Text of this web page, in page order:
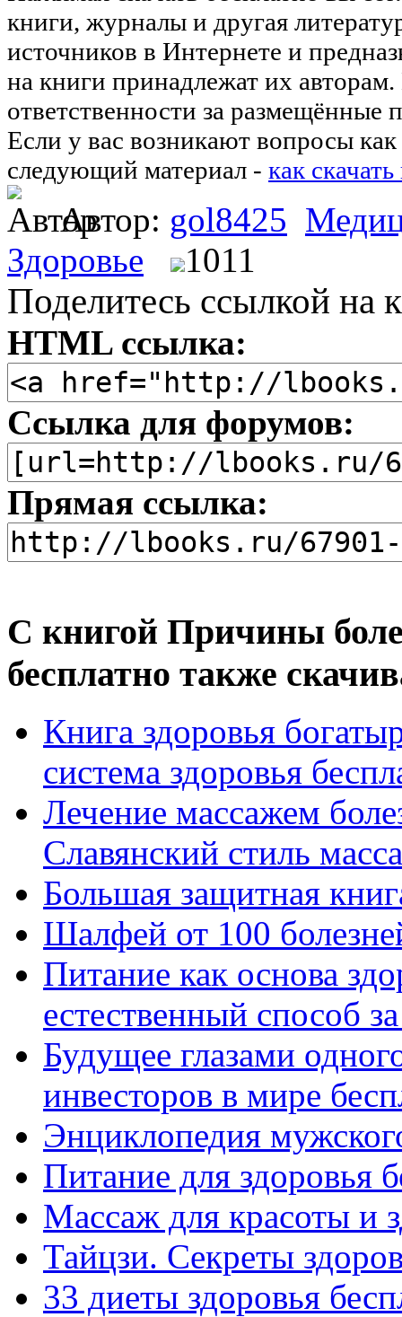
книги, журналы и другая
источников в Интернете и
на книги принадлежат их
ответственности за размещённые
Если у вас возникают вопросы как
следующий материал - как
Автор: gol8425
Здоровье
1011
Поделитесь ссылкой на
HTML ссылка:
Ссылка для форумов:
Прямая ссылка:
С книгой Причины
бесплатно также
Книга здоровья
система здоровья
Лечение массажем
Славянский стиль
Большая защитная
Шалфей от 100
Питание как основа
естественный способ
Будущее глазами
инвесторов в мире
Энциклопедия
Питание для здоровья
Массаж для красоты и
Тайцзи. Секреты
33 диеты здоровья